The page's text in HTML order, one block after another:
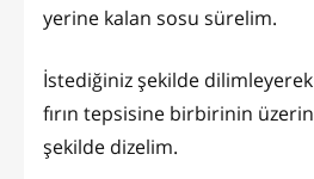
yerine kalan sosu sürelim.
İstediğiniz şekilde dilimleyerek
fırın tepsisine birbirinin
şekilde dizelim.